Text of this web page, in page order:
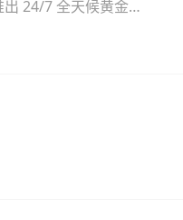
24/7 全天候黄金